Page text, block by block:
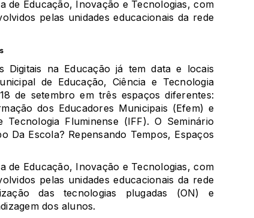
de Educação, Inovação e Tecnologias, com
pelas unidades educacionais da rede
Digitais na Educação já tem data e locais
de Educação, Ciência e Tecnologia
de setembro em três espaços diferentes:
dos Educadores Municipais (Efem) e
Fluminense (IFF). O Seminário
Da Escola? Repensando Tempos, Espaços
de Educação, Inovação e Tecnologias, com
pelas unidades educacionais da rede
das tecnologias plugadas (ON) e
dos alunos.